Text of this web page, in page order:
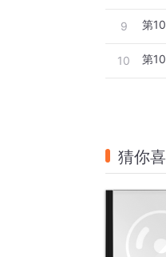
9 第
10 第
猜你